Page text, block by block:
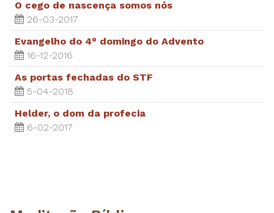
O cego de nascença somos nós
26-03-2017
Evangelho do 4° domingo do Advento
16-12-2016
As portas fechadas do STF
5-04-2018
Helder, o dom da profecia
6-02-2017